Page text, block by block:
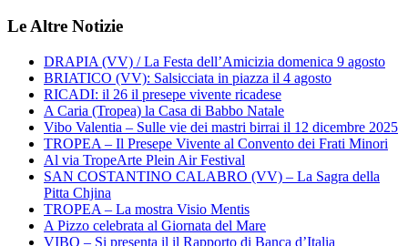
Le Altre Notizie
DRAPIA (VV) / La Festa dell’Amicizia domenica 9 agosto
BRIATICO (VV): Salsicciata in piazza il 4 agosto
RICADI: il 26 il presepe vivente ricadese
A Caria (Tropea) la Casa di Babbo Natale
Vibo Valentia – Sulle vie dei mastri birrai il 12 dicembre 2025
TROPEA – Il Presepe Vivente al Convento dei Frati Minori
Al via TropeArte Plein Air Festival
SAN COSTANTINO CALABRO (VV) – La Sagra della
Pitta Chjina
TROPEA – La mostra Visio Mentis
A Pizzo celebrata al Giornata del Mare
VIBO – Si presenta il il Rapporto di Banca d’Italia